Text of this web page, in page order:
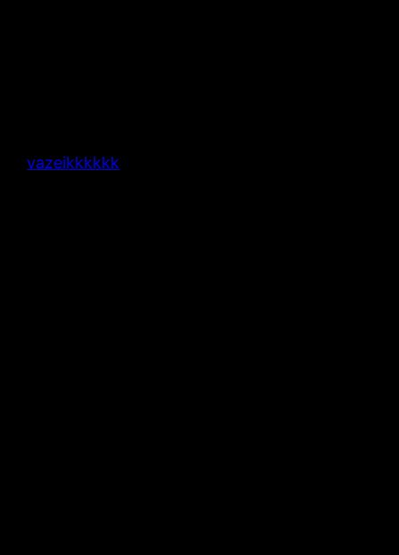
vazeikkkkkk